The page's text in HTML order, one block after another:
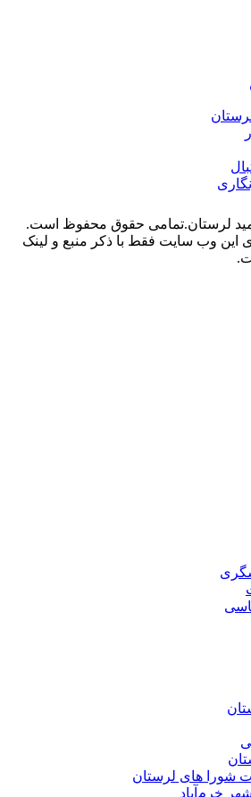
این وب سایت فقط با ذکر منبع و لینک
شورا های لرستان
خرم‌آباد